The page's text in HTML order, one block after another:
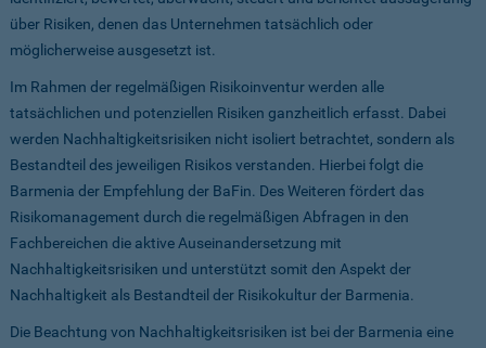
über Risiken, denen das Unternehmen tatsächlich oder
möglicherweise ausgesetzt ist.
Im Rahmen der regelmäßigen Risikoinventur werden alle
tatsächlichen und potenziellen Risiken ganzheitlich erfasst. Dabei
werden Nachhaltigkeitsrisiken nicht isoliert betrachtet, sondern als
Bestandteil des jeweiligen Risikos verstanden. Hierbei folgt die
Barmenia der Empfehlung der BaFin. Des Weiteren fördert das
Risikomanagement durch die regelmäßigen Abfragen in den
Fachbereichen die aktive Auseinandersetzung mit
Nachhaltigkeitsrisiken und unterstützt somit den Aspekt der
Nachhaltigkeit als Bestandteil der Risikokultur der Barmenia.
Die Beachtung von Nachhaltigkeitsrisiken ist bei der Barmenia eine